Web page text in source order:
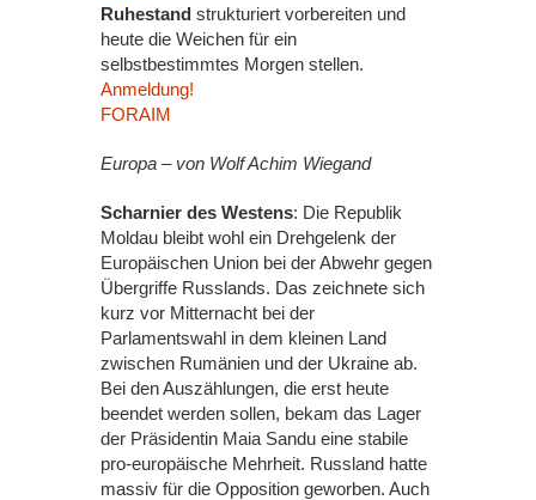
Ruhestand strukturiert vorbereiten und
heute die Weichen für ein
selbstbestimmtes Morgen stellen.
Anmeldung!
FORAIM
Europa – von Wolf Achim Wiegand
Scharnier des Westens: Die Republik
Moldau bleibt wohl ein Drehgelenk der
Europäischen Union bei der Abwehr gegen
Übergriffe Russlands. Das zeichnete sich
kurz vor Mitternacht bei der
Parlamentswahl in dem kleinen Land
zwischen Rumänien und der Ukraine ab.
Bei den Auszählungen, die erst heute
beendet werden sollen, bekam das Lager
der Präsidentin Maia Sandu eine stabile
pro-europäische Mehrheit. Russland hatte
massiv für die Opposition geworben. Auch